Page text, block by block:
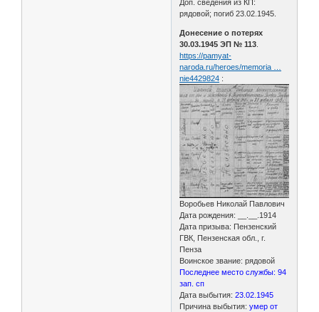
Доп. сведения из КП:
рядовой; погиб 23.02.1945.
Донесение о потерях
30.03.1945 ЭП № 113
https://pamyat-
naroda.ru/heroes/memoria …
nie4429824 :
Воробьев Николай Павлович
Дата рождения: __.__.1914
Дата призыва: Пензенский
ГВК, Пензенская обл., г.
Пенза
Воинское звание: рядовой
Последнее место службы: 94
зап. сп
Дата выбытия: 23.02.1945
Причина выбытия: умер от